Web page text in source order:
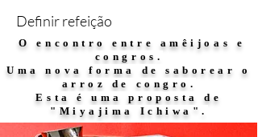
Definir refeição
​ O encontro entre amêijoas e
congros.
Uma nova forma de saborear o
arroz de congro.
Esta é uma proposta de
"Miyajima Ichiwa".